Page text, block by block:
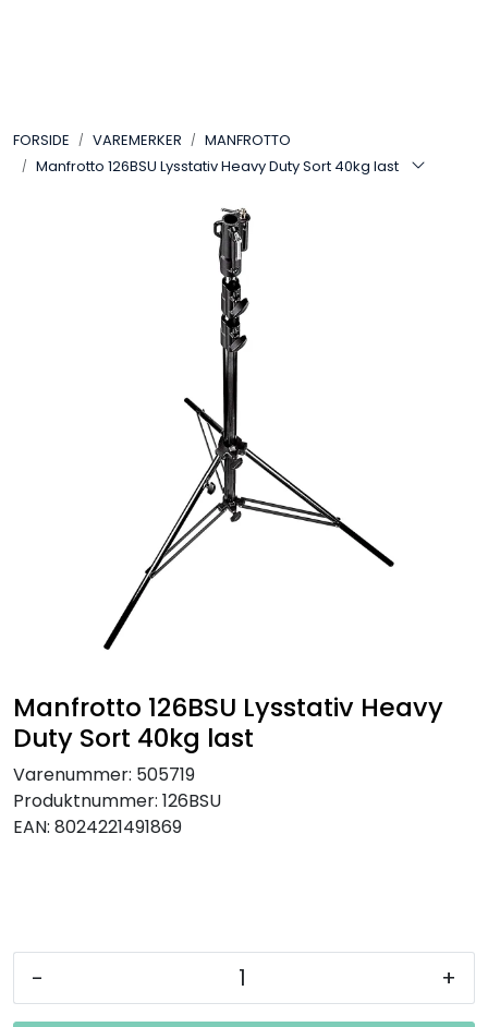
FORSIDE VAREMERKER
MANFROTTO
Manfrotto 126BSU Lysstativ Heavy Duty Sort 40kg last
Manfrotto 126BSU Lysstativ Heavy
Duty Sort 40kg last
Varenummer: 505719
Produktnummer: 126BSU
EAN: 8024221491869
- +
LYD